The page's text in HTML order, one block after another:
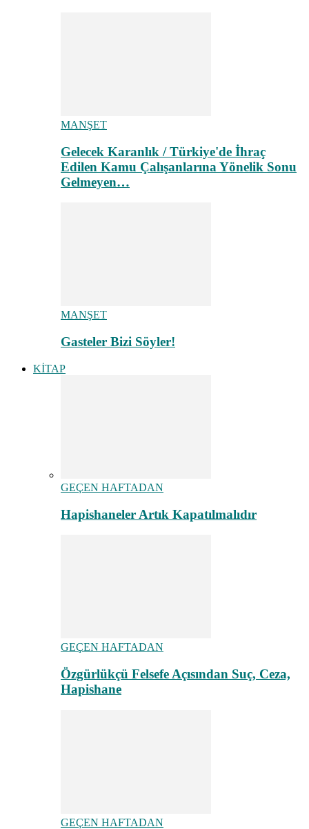
MANŞET
Gelecek Karanlık / Türkiye'de İhraç
Edilen Kamu Çalışanlarına Yönelik Sonu
Gelmeyen…
MANŞET
Gasteler Bizi Söyler!
KİTAP
GEÇEN HAFTADAN
Hapishaneler Artık Kapatılmalıdır
GEÇEN HAFTADAN
Özgürlükçü Felsefe Açısından Suç, Ceza,
Hapishane
GEÇEN HAFTADAN